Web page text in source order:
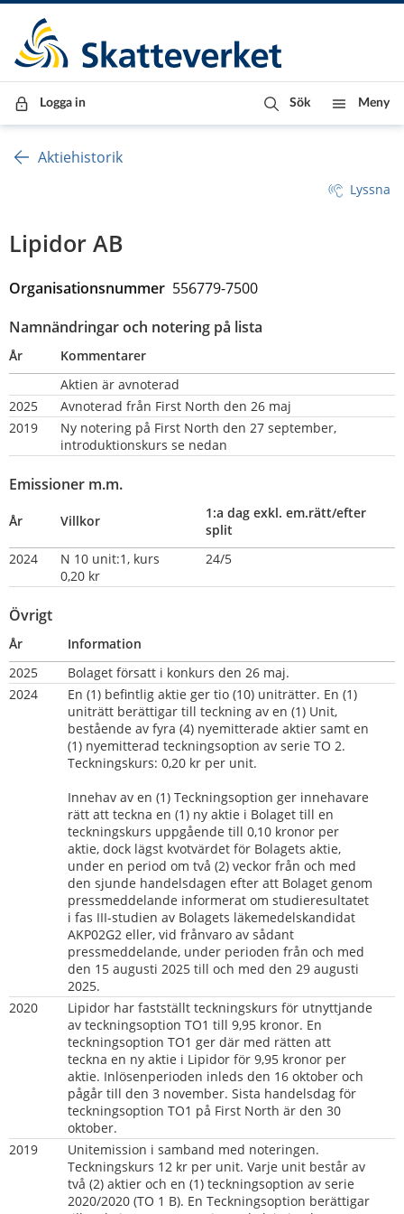
Till innehåll
Till navigationen
Till chattrobot
Logga in Sök Meny
Aktiehistorik
Lyssna
Lipidor AB
Organisationsnummer 556779-7500
Namnändringar och notering på lista
År
Kommentarer
Aktien är avnoterad
2025
Avnoterad från First North den 26 maj
2019
Ny notering på First North den 27 september,
introduktionskurs se nedan
Emissioner m.m.
År Villkor
1:a dag exkl. em.rätt/efter
split
2024
N 10 unit:1, kurs
0,20 kr
24/5
Övrigt
År
Information
2025
Bolaget försatt i konkurs den 26 maj.
2024
En (1) befintlig aktie ger tio (10) uniträtter. En (1)
uniträtt berättigar till teckning av en (1) Unit,
bestående av fyra (4) nyemitterade aktier samt en
(1) nyemitterad teckningsoption av serie TO 2.
Teckningskurs: 0,20 kr per unit.
Innehav av en (1) Teckningsoption ger innehavare
rätt att teckna en (1) ny aktie i Bolaget till en
teckningskurs uppgående till 0,10 kronor per
aktie, dock lägst kvotvärdet för Bolagets aktie,
under en period om två (2) veckor från och med
den sjunde handelsdagen efter att Bolaget genom
pressmeddelande informerat om studieresultatet
i fas III-studien av Bolagets läkemedelskandidat
AKP02G2 eller, vid frånvaro av sådant
pressmeddelande, under perioden från och med
den 15 augusti 2025 till och med den 29 augusti
2025.
2020
Lipidor har fastställt teckningskurs för utnyttjande
av teckningsoption TO1 till 9,95 kronor. En
teckningsoption TO1 ger där med rätten att
teckna en ny aktie i Lipidor för 9,95 kronor per
aktie. Inlösenperioden inleds den 16 oktober och
pågår till den 3 november. Sista handelsdag för
teckningsoption TO1 på First North är den 30
oktober.
2019
Unitemission i samband med noteringen.
Teckningskurs 12 kr per unit. Varje unit består av
två (2) aktier och en (1) teckningsoption av serie
2020/2020 (TO 1 B). En Teckningsoption berättigar